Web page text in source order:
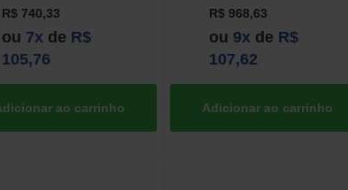
R$ 740,33
ou 7x de R$
105,76
R$ 968,63
ou 9x de R$
107,62